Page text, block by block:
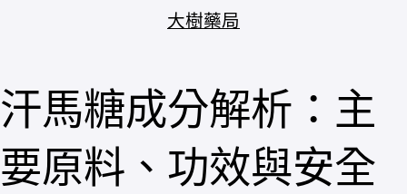
大樹藥局
汗馬糖成分解析：主
要原料、功效與安全